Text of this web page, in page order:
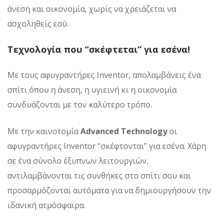
άνεση και οικονομία, χωρίς να χρειάζεται να
ασχοληθείς εσύ.
Τεχνολογία που “σκέφτεται” για εσένα!
Με τους αφυγραντήρες Inventor, απολαμβάνεις ένα
σπίτι όπου η άνεση, η υγιεινή κι η οικονομία
συνδυάζονται με τον καλύτερο τρόπο.
Με την καινοτομίαAdvanced Technologyοι
αφυγραντήρες Inventor “σκέφτονται” για εσένα. Χάρη
σε ένα σύνολο έξυπνων λειτουργιών,
αντιλαμβάνονται τις συνθήκες στο σπίτι σου και
προσαρμόζονται αυτόματα για να δημιουργήσουν την
ιδανική ατμόσφαιρα.